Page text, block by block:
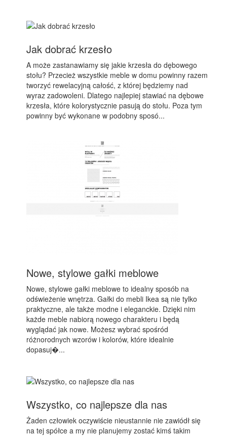
Jak dobrać krzesło
A może zastanawiamy się jakie krzesła do dębowego
stołu? Przecież wszystkie meble w domu powinny razem
tworzyć rewelacyjną całość, z której będziemy nad
wyraz zadowoleni. Dlatego najlepiej stawiać na dębowe
krzesła, które kolorystycznie pasują do stołu. Poza tym
powinny być wykonane w podobny sposó...
Nowe, stylowe gałki meblowe
Nowe, stylowe gałki meblowe to idealny sposób na
odświeżenie wnętrza. Gałki do mebli Ikea są nie tylko
praktyczne, ale także modne i eleganckie. Dzięki nim
każde meble nabiorą nowego charakteru i będą
wyglądać jak nowe. Możesz wybrać spośród
różnorodnych wzorów i kolorów, które idealnie
dopasuj�...
Wszystko, co najlepsze dla nas
Żaden człowiek oczywiście nieustannie nie zawiódł się
na tej spółce a my nie planujemy zostać kimś takim